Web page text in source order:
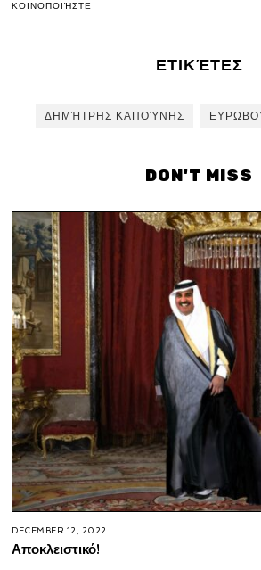
ΚΟΙΝΟΠΟΙΉΣΤΕ
ΕΤΙΚΈΤΕΣ
ΔΗΜΉΤΡΗΣ ΚΑΠΟΎΝΗΣ
DON'T MISS
DECEMBER 12, 2022
Αποκλειστικό!